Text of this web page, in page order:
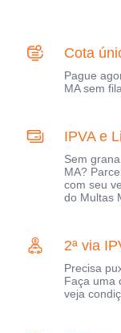
Cota
Pague
MA sem
IPVA e
Sem
MA?
com seu
do Multas
2ª via
Precisa
Faça uma
veja